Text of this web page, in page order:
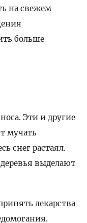
на свежем
больше
Эти и другие
мучать
снег растаял.
выделают
лекарства